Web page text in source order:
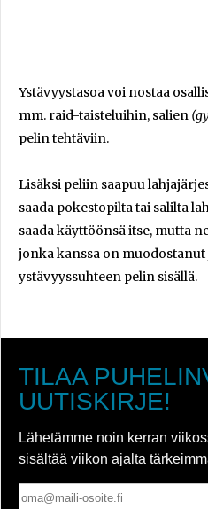
Ystävyystasoa voi nostaa
mm. raid-taisteluihin, salien
pelin tehtäviin.
Lisäksi peliin saapuu
saada pokestopilta tai salilta
saada käyttöönsä itse, mutta
jonka kanssa on
ystävyyssuhteen pelin sisällä.
TILAA
UUTISKIRJE!
Lähetämme noin kerran
sisältää viikon ajalta